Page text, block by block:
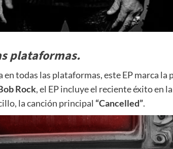
plataformas.
todas las plataformas, este EP marca la
Rock, el EP incluye el reciente éxito en
la canción principal “Cancelled”.